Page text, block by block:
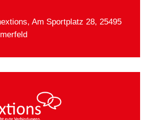
Am Sportplatz 28, 25495